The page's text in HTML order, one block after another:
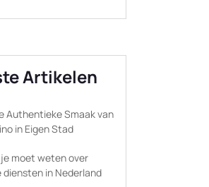
Artikelen
Authentieke Smaak van
in Eigen Stad
moet weten over
diensten in Nederland